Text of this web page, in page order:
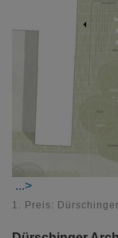
1. Preis: